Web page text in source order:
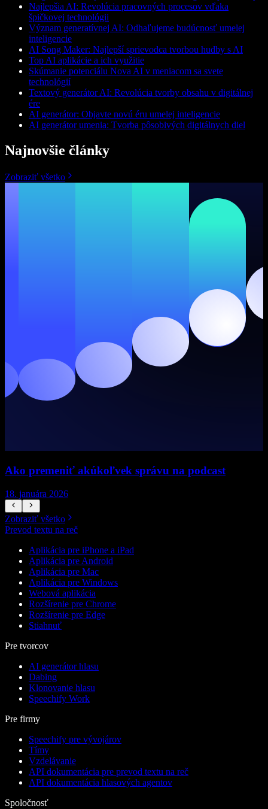
Najlepšia AI: Revolúcia pracovných procesov vďaka
špičkovej technológii
Význam generatívnej AI: Odhaľujeme budúcnosť umelej
inteligencie
AI Song Maker: Najlepší sprievodca tvorbou hudby s AI
Top AI aplikácie a ich využitie
Skúmanie potenciálu Nova AI v meniacom sa svete
technológií
Textový generátor AI: Revolúcia tvorby obsahu v digitálnej
ére
AI generátor: Objavte novú éru umelej inteligencie
AI generátor umenia: Tvorba pôsobivých digitálnych diel
Najnovšie články
Zobraziť všetko
Ako premeniť akúkoľvek správu na podcast
18. januára 2026
Zobraziť všetko
Prevod textu na reč
Aplikácia pre iPhone a iPad
Aplikácia pre Android
Aplikácia pre Mac
Aplikácia pre Windows
Webová aplikácia
Rozšírenie pre Chrome
Rozšírenie pre Edge
Stiahnuť
Pre tvorcov
AI generátor hlasu
Dabing
Klonovanie hlasu
Speechify Work
Pre firmy
Speechify pre vývojárov
Tímy
Vzdelávanie
API dokumentácia pre prevod textu na reč
API dokumentácia hlasových agentov
Spoločnosť